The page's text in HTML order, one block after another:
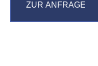
ZUR ANFRAGE